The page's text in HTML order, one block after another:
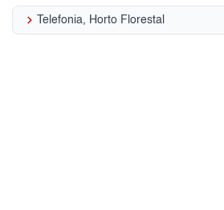
keyboard_arrow_right Telefonia, Horto Florestal